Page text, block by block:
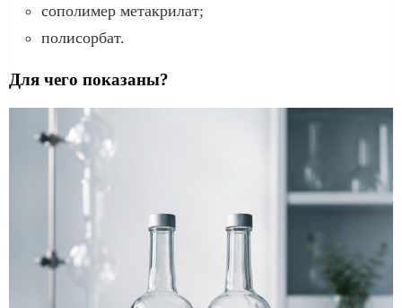
сополимер метакрилат;
полисорбат.
Для чего показаны?